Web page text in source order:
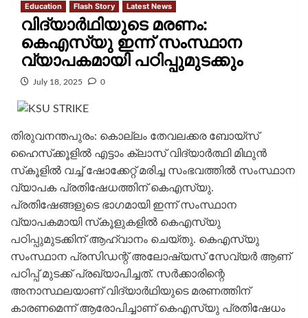
Education Flash Story Latest News
വിദ്യാര്‍ഥിയുടെ മരണം:
കെഎസ്‌യു ഇന്ന് സംസ്ഥാന
വ്യാപകമായി പഠിപ്പുമുടക്കും
July 18, 2025 0
തിരുവനന്തപുരം: കൊല്ലം തേവലക്കര ബോയ്‌സ്
ഹൈസ്‌ക്കൂളില്‍ എട്ടാം ക്ലാസ് വിദ്യാര്‍ത്ഥി മിഥുന്‍
സ്‌കൂളില്‍ വച്ച് ഷോക്കേറ്റ് മരിച്ച സംഭവത്തില്‍ സംസ്ഥാന
വ്യാപക പ്രതിഷേധത്തിന് കെഎസ്‌യു.
പ്രതിഷേങ്ങളുടെ ഭാഗമായി ഇന്ന് സംസ്ഥാന
വ്യാപകമായി സ്‌കൂളുകളില്‍ കെഎസ്‌യു
പഠിപ്പുമുടക്കിന് ആഹ്വാനം ചെയ്തു. കെഎസ്‌യു
സംസ്ഥാന പ്രസിഡന്റ് അലോഷ്യസ് സേവ്യര്‍ ആണ്
പഠിപ്പ് മുടക്ക് പ്രഖ്യാപിച്ചത്. സര്‍ക്കാരിന്റെ
അനാസ്ഥലയാണ് വിദ്യാര്‍ഥിയുടെ മരണത്തിന്
കാരണമെന്ന് ആരോപിച്ചാണ് കെഎസ്‌യു പ്രതിഷേധം